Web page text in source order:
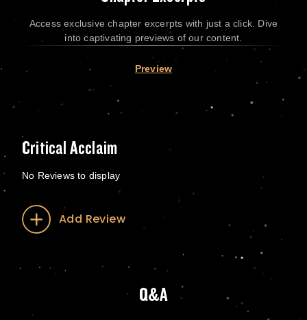
Access exclusive chapter excerpts with just a click. Dive
into captivating previews of our content.
Preview
Critical Acclaim
No Reviews to display
Add Review
Q&A